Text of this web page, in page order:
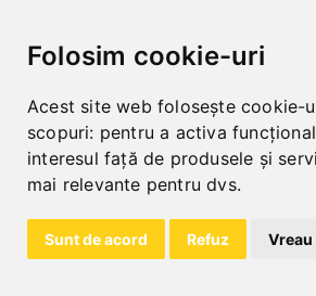
Folosim cookie-uri
Acest site web folosește cookie-
scopuri: pentru a activa
interesul față de produsele și
mai relevante pentru dvs.
Sunt de acord Refuz
PBM 30/450
Art. No. : 57-1244